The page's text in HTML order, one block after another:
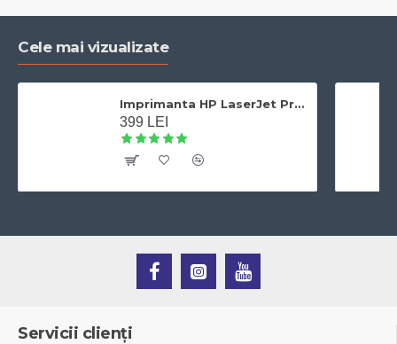
Cele mai vizualizate
Imprimanta HP LaserJet Pro 400 M401dn laser alb-negru, A4,Duplex, Retea, 33 ppm
399 LEI
Servicii clienți